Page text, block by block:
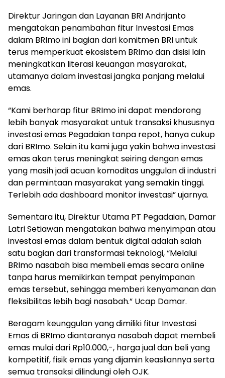
Direktur Jaringan dan Layanan BRI Andrijanto
mengatakan penambahan fitur Investasi Emas
dalam BRImo ini bagian dari komitmen BRI untuk
terus memperkuat ekosistem BRImo dan disisi lain
meningkatkan literasi keuangan masyarakat,
utamanya dalam investasi jangka panjang melalui
emas.
“Kami berharap fitur BRImo ini dapat mendorong
lebih banyak masyarakat untuk transaksi khususnya
investasi emas Pegadaian tanpa repot, hanya cukup
dari BRImo. Selain itu kami juga yakin bahwa investasi
emas akan terus meningkat seiring dengan emas
yang masih jadi acuan komoditas unggulan di industri
dan permintaan masyarakat yang semakin tinggi.
Terlebih ada dashboard monitor investasi” ujarnya.
Sementara itu, Direktur Utama PT Pegadaian, Damar
Latri Setiawan mengatakan bahwa menyimpan atau
investasi emas dalam bentuk digital adalah salah
satu bagian dari transformasi teknologi, “Melalui
BRImo nasabah bisa membeli emas secara online
tanpa harus memikirkan tempat penyimpanan
emas tersebut, sehingga memberi kenyamanan dan
fleksibilitas lebih bagi nasabah.” Ucap Damar.
Beragam keunggulan yang dimiliki fitur Investasi
Emas di BRImo diantaranya nasabah dapat membeli
emas mulai dari Rp10.000,-, harga jual dan beli yang
kompetitif, fisik emas yang dijamin keasliannya serta
semua transaksi dilindungi oleh OJK.